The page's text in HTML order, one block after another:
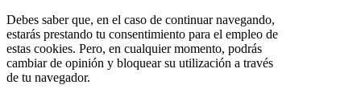
Debes saber que, en el caso de continuar navegando,
estarás prestando tu consentimiento para el empleo de
estas cookies. Pero, en cualquier momento, podrás
cambiar de opinión y bloquear su utilización a través
de tu navegador.